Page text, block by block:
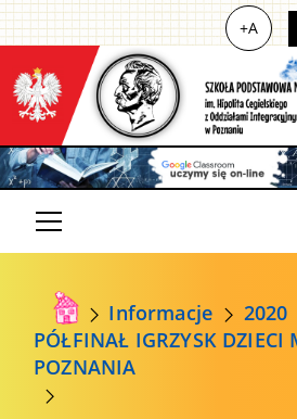
+A
Informacje
2020
PÓŁFINAŁ IGRZYSK DZIECI
POZNANIA